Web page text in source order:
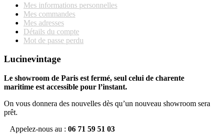
Mes informations personnelles
Mes commandes
Mes adresses
Détails du compte
Mot de passe perdu
Lucinevintage
Le showroom de Paris est fermé, seul celui de charente
maritime est accessible pour l’instant.
On vous donnera des nouvelles dès qu’un nouveau showroom sera
prêt.
Appelez-nous au : 06 71 59 51 03